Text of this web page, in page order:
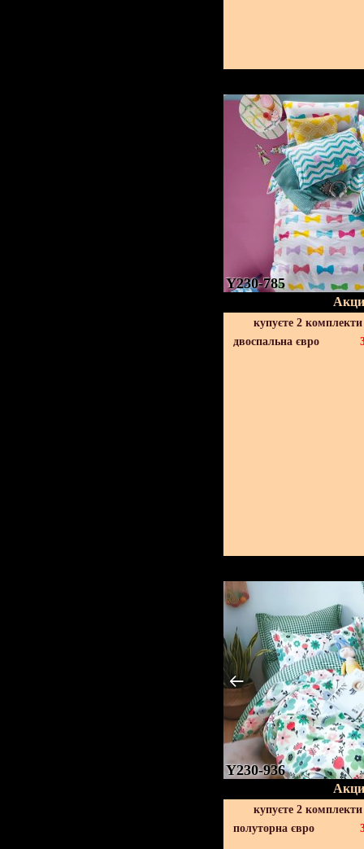
Y230-785
купуєте 2
двоспальна євро
Y230-936
купуєте 2
полуторна євро